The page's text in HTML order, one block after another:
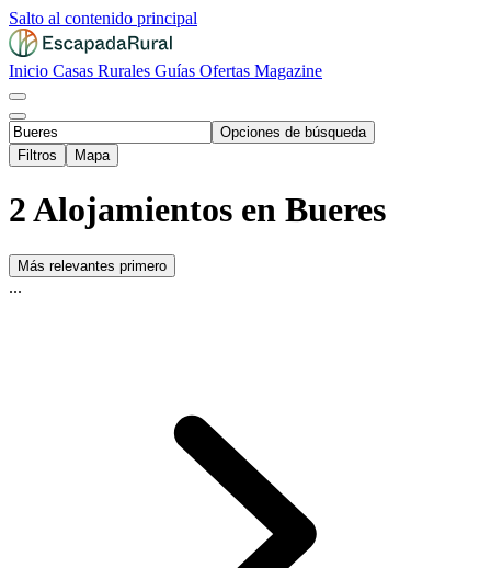
Salto al contenido principal
Inicio Casas Rurales Guías Ofertas Magazine
Opciones de búsqueda
Filtros
Mapa
2 Alojamientos en Bueres
Más relevantes primero
...